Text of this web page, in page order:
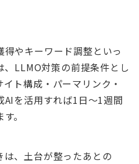
やキーワード調整といっ
、LLMO対策の前提条件とし
ト構成・パーマリンク・
AIを活用すれば1日〜1週間
。
、土台が整ったあとの